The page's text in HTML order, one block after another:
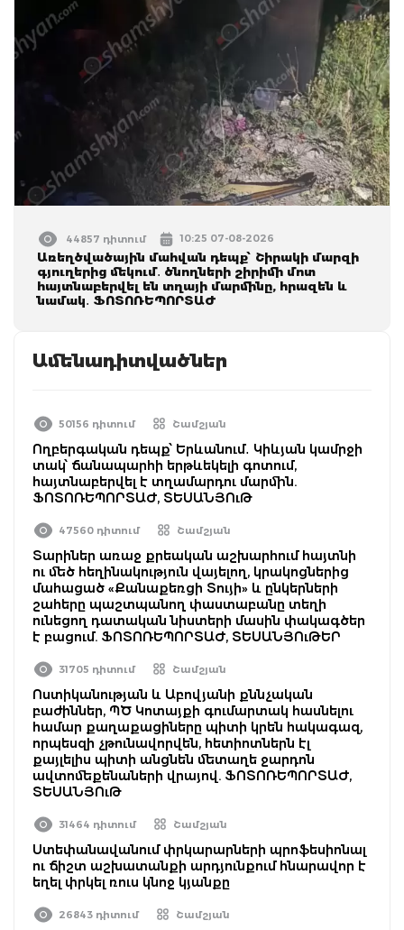
44857 դիտում 10:25 07-08-2026
Առեղծվածային մահվան դեպք՝ Շիրակի մարզի
գյուղերից մեկում․ ծնողների շիրիմի մոտ
հայտնաբերվել են տղայի մարմինը, հրազեն և
նամակ․ ՖՈՏՈՌԵՊՈՐՏԱԺ
Ամենադիտվածներ
50156 դիտում Շամշյան
Ողբերգական դեպք՝ Երևանում․ Կիևյան կամրջի
տակ՝ ճանապարհի երթևեկելի գոտում,
հայտնաբերվել է տղամարդու մարմին.
ՖՈՏՈՌԵՊՈՐՏԱԺ, ՏԵՍԱՆՅՈւԹ
47560 դիտում Շամշյան
Տարիներ առաջ քրեական աշխարհում հայտնի
ու մեծ հեղինակություն վայելող, կրակոցներից
մահացած «Քանաքեռցի Տույի» և ընկերների
շահերը պաշտպանող փաստաբանը տեղի
ունեցող դատական նիստերի մասին փակագծեր
է բացում. ՖՈՏՈՌԵՊՈՐՏԱԺ, ՏԵՍԱՆՅՈւԹԵՐ
31705 դիտում Շամշյան
Ոստիկանության և Աբովյանի քննչական
բաժիններ, ՊԾ Կոտայքի գումարտակ հասնելու
համար քաղաքացիները պիտի կրեն հակագազ,
որպեսզի չթունավորվեն, հետիոտներն էլ
քայլելիս պիտի անցնեն մետաղե ջարդոն
ավտոմեքենաների վրայով. ՖՈՏՈՌԵՊՈՐՏԱԺ,
ՏԵՍԱՆՅՈւԹ
31464 դիտում Շամշյան
Ստեփանավանում փրկարարների պրոֆեսիոնալ
ու ճիշտ աշխատանքի արդյունքում հնարավոր է
եղել փրկել ռուս կնոջ կյանքը
26843 դիտում Շամշյան